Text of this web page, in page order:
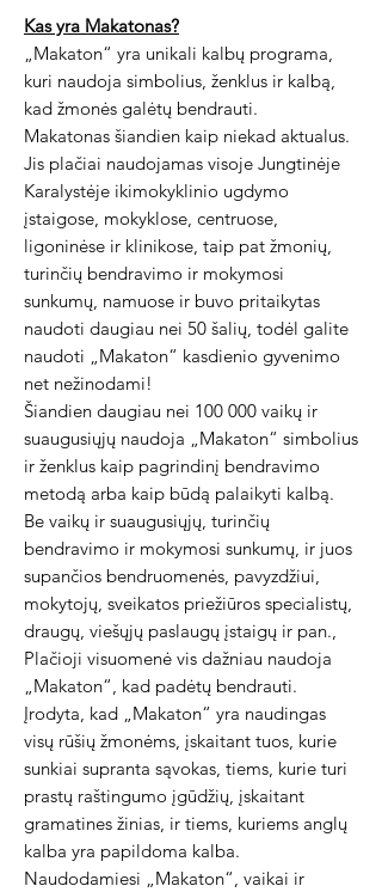
Kas yra Makatonas?
„Makaton“ yra unikali kalbų programa,
kuri naudoja simbolius, ženklus ir kalbą,
kad žmonės galėtų bendrauti.
Makatonas šiandien kaip niekad aktualus.
Jis plačiai naudojamas visoje Jungtinėje
Karalystėje ikimokyklinio ugdymo
įstaigose, mokyklose, centruose,
ligoninėse ir klinikose, taip pat žmonių,
turinčių bendravimo ir mokymosi
sunkumų, namuose ir buvo pritaikytas
naudoti daugiau nei 50 šalių, todėl galite
naudoti „Makaton“ kasdienio gyvenimo
net nežinodami!
Šiandien daugiau nei 100 000 vaikų ir
suaugusiųjų naudoja „Makaton“ simbolius
ir ženklus kaip pagrindinį bendravimo
metodą arba kaip būdą palaikyti kalbą.
Be vaikų ir suaugusiųjų, turinčių
bendravimo ir mokymosi sunkumų, ir juos
supančios bendruomenės, pavyzdžiui,
mokytojų, sveikatos priežiūros specialistų,
draugų, viešųjų paslaugų įstaigų ir pan.,
Plačioji visuomenė vis dažniau naudoja
„Makaton“, kad padėtų bendrauti.
Įrodyta, kad „Makaton“ yra naudingas
visų rūšių žmonėms, įskaitant tuos, kurie
sunkiai supranta sąvokas, tiems, kurie turi
prastų raštingumo įgūdžių, įskaitant
gramatines žinias, ir tiems, kuriems anglų
kalba yra papildoma kalba.
Naudodamiesi „Makaton“, vaikai ir